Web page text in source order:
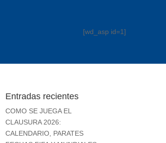
[wd_asp id=1]
Entradas recientes
COMO SE JUEGA EL
CLAUSURA 2026:
CALENDARIO, PARATES